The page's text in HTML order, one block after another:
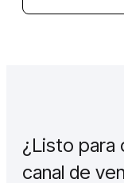
¿Listo para
canal de